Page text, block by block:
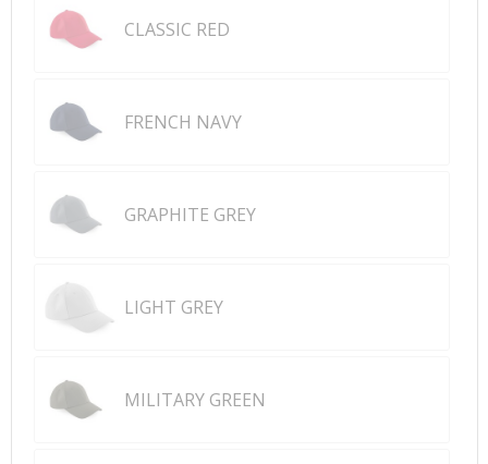
CLASSIC RED
FRENCH NAVY
GRAPHITE GREY
LIGHT GREY
MILITARY GREEN